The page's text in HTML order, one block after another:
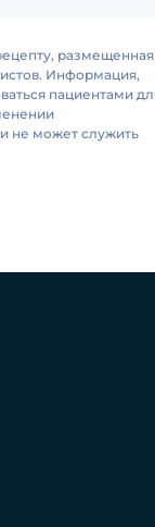
размещенная
Информация,
пациентами
не может служить